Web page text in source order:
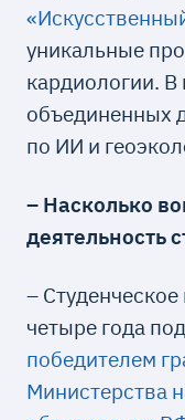
уникальные
кардиологии. В
объединенных
по ИИ и
– Насколько
деятельность
–
четыре года
победителем
Министерства